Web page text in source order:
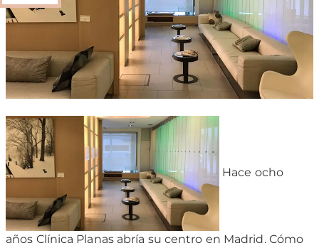
Hace ocho
años Clínica Planas abría su centro en Madrid. Cómo